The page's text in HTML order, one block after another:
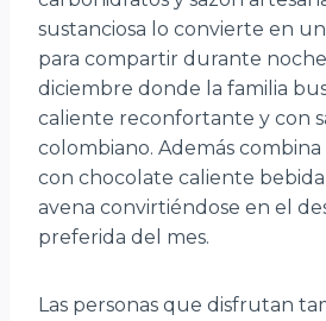
sustanciosa lo convierte en
para compartir durante
diciembre donde la familia
caliente reconfortante y con
colombiano. Además
con chocolate caliente
avena convirtiéndose en el
preferida del mes.
Las personas que disfrutan